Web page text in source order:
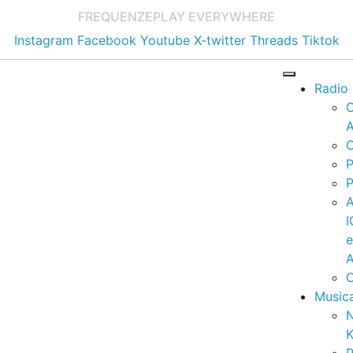
FREQUENZEPLAY EVERYWHERE
Instagram Facebook Youtube X-twitter Threads Tiktok
Radio
e